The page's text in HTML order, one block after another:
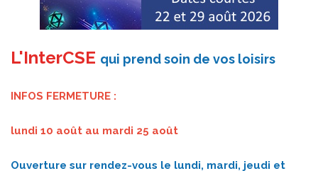
L'InterCSE qui prend soin de vos loisirs
INFOS FERMETURE :
lundi 10 août au mardi 25 août
Ouverture sur rendez-vous le lundi, mardi, jeudi et